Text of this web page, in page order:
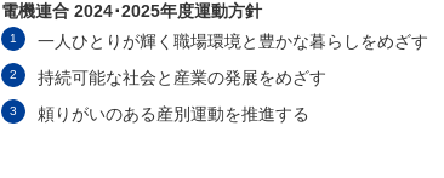
電機連合 2024･2025年度運動方針
一人ひとりが輝く職場環境と豊かな暮らしをめざす
持続可能な社会と産業の発展をめざす
頼りがいのある産別運動を推進する